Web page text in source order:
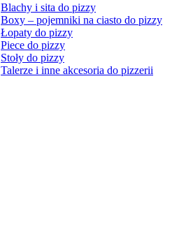
Blachy i sita do pizzy
Boxy – pojemniki na ciasto do pizzy
Łopaty do pizzy
Piece do pizzy
Stoły do pizzy
Talerze i inne akcesoria do pizzerii